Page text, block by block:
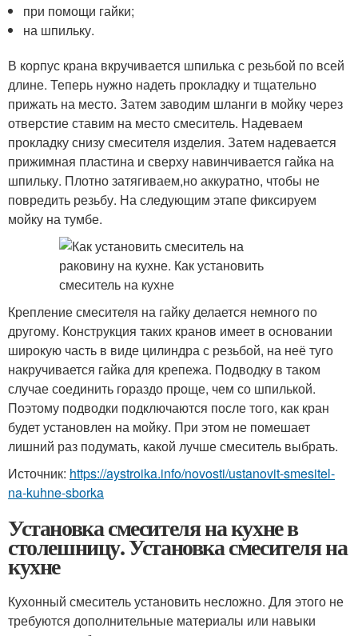
при помощи гайки;
на шпильку.
В корпус крана вкручивается шпилька с резьбой по всей
длине. Теперь нужно надеть прокладку и тщательно
прижать на место. Затем заводим шланги в мойку через
отверстие ставим на место смеситель. Надеваем
прокладку снизу смесителя изделия. Затем надевается
прижимная пластина и сверху навинчивается гайка на
шпильку. Плотно затягиваем,но аккуратно, чтобы не
повредить резьбу. На следующим этапе фиксируем
мойку на тумбе.
Крепление смесителя на гайку делается немного по
другому. Конструкция таких кранов имеет в основании
широкую часть в виде цилиндра с резьбой, на неё туго
накручивается гайка для крепежа. Подводку в таком
случае соединить гораздо проще, чем со шпилькой.
Поэтому подводки подключаются после того, как кран
будет установлен на мойку. При этом не помешает
лишний раз подумать, какой лучше смеситель выбрать.
Источник: https://aystroika.info/novosti/ustanovit-smesitel-
na-kuhne-sborka
Установка смесителя на кухне в
столешницу. Установка смесителя на
кухне
Кухонный смеситель установить несложно. Для этого не
требуются дополнительные материалы или навыки